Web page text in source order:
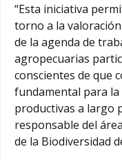
“Esta iniciativa
torno a la
de la agenda de
agropecuarias
conscientes de que
fundamental para la
productivas a largo
responsable del
de la Biodiversidad